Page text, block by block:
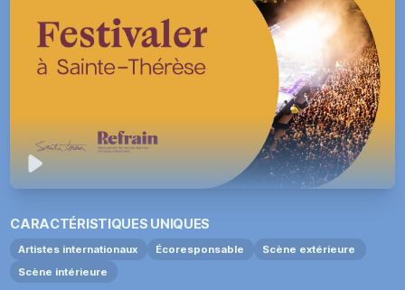
CARACTÉRISTIQUES UNIQUES
Artistes internationaux Écoresponsable
Scène extérieure
Scène intérieure